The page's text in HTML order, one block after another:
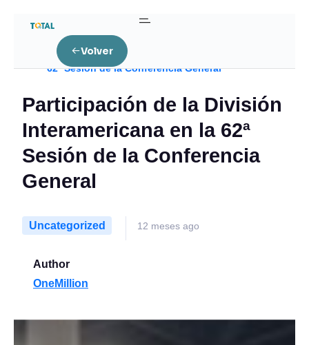
Volver
Home
Uncategorized
Participación de la División Interamericana en la
62ª Sesión de la Conferencia General
Participación de la División
Interamericana en la 62ª
Sesión de la Conferencia
General
Uncategorized 12 meses ago
Author
OneMillion